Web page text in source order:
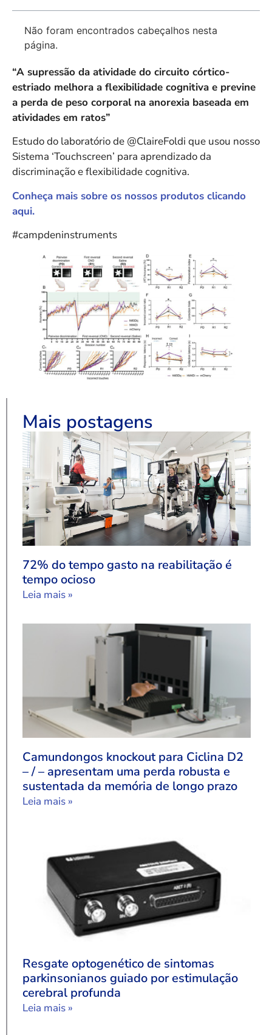
Não foram encontrados cabeçalhos nesta
página.
“A supressão da atividade do circuito córtico-
estriado melhora a flexibilidade cognitiva e previne
a perda de peso corporal na anorexia baseada em
atividades em ratos”
Estudo do laboratório de @ClaireFoldi que usou nosso
Sistema ‘Touchscreen’ para aprendizado da
discriminação e flexibilidade cognitiva.
Conheça mais sobre os nossos produtos clicando
aqui.
#campdeninstruments
Mais postagens
72% do tempo gasto na reabilitação é
tempo ocioso
Leia mais »
Camundongos knockout para Ciclina D2
– / – apresentam uma perda robusta e
sustentada da memória de longo prazo
Leia mais »
Resgate optogenético de sintomas
parkinsonianos guiado por estimulação
cerebral profunda
Leia mais »